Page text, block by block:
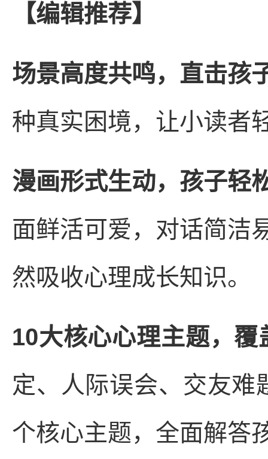
【编辑推荐】
场景高度共鸣，直击孩
种真实困境，让小读者
漫画形式生动，孩子轻
面鲜活可爱，对话简洁
然吸收心理成长知识。
10大核心心理主题，
定、人际误会、交友难
个核心主题，全面解答